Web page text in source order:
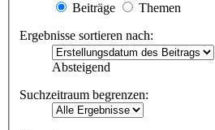
Beiträge
Themen
Ergebnisse sortieren nach:
Absteigend
Suchzeitraum begrenzen: